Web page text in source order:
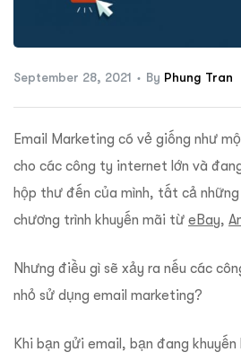
September 28, 2021 By Phung Tran
Email Marketing có vẻ giống như
cho các công ty internet lớn và
hộp thư đến của mình, tất cả
chương trình khuyến mãi từ eBay,
Nhưng điều gì sẽ xảy ra nếu các
nhỏ sử dụng email marketing?
Khi bạn gửi email, bạn đang